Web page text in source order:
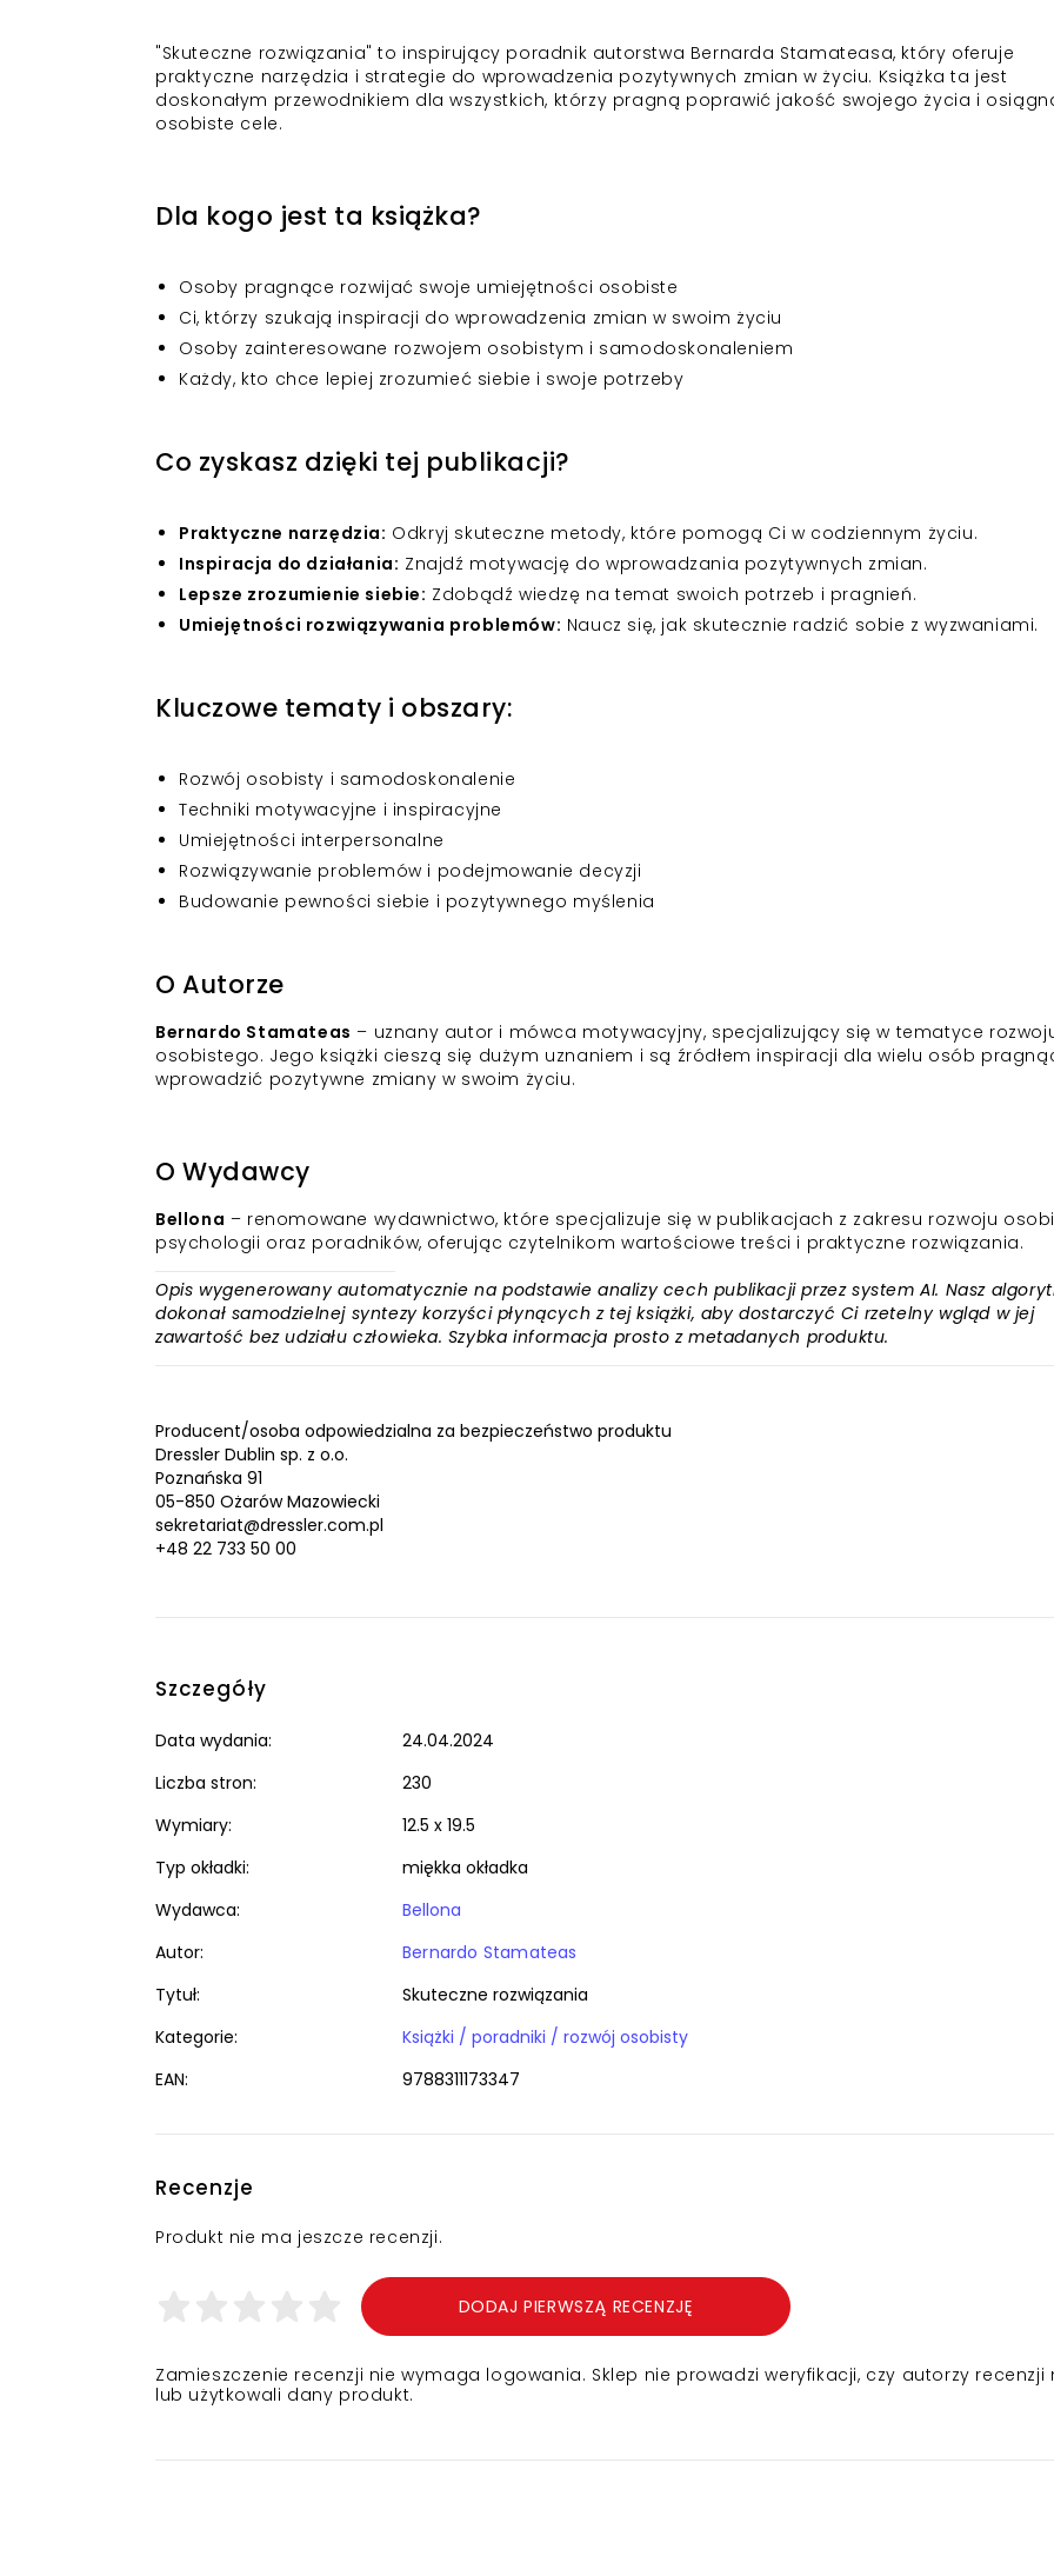
"Skuteczne rozwiązania" to inspirujący poradnik autorstwa Bernarda Stamateasa, który oferuje
praktyczne narzędzia i strategie do wprowadzenia pozytywnych zmian w życiu. Książka ta jest
doskonałym przewodnikiem dla wszystkich, którzy pragną poprawić jakość swojego życia i
osobiste cele.
Dla kogo jest ta książka?
Osoby pragnące rozwijać swoje umiejętności osobiste
Ci, którzy szukają inspiracji do wprowadzenia zmian w swoim życiu
Osoby zainteresowane rozwojem osobistym i samodoskonaleniem
Każdy, kto chce lepiej zrozumieć siebie i swoje potrzeby
Co zyskasz dzięki tej publikacji?
Praktyczne narzędzia: Odkryj skuteczne metody, które pomogą Ci w codziennym życiu.
Inspiracja do działania: Znajdź motywację do wprowadzania pozytywnych zmian.
Lepsze zrozumienie siebie: Zdobądź wiedzę na temat swoich potrzeb i pragnień.
Umiejętności rozwiązywania problemów: Naucz się, jak skutecznie radzić sobie z wyzwaniami.
Kluczowe tematy i obszary:
Rozwój osobisty i samodoskonalenie
Techniki motywacyjne i inspiracyjne
Umiejętności interpersonalne
Rozwiązywanie problemów i podejmowanie decyzji
Budowanie pewności siebie i pozytywnego myślenia
O Autorze
Bernardo Stamateas – uznany autor i mówca motywacyjny, specjalizujący się w tematyce
osobistego. Jego książki cieszą się dużym uznaniem i są źródłem inspiracji dla wielu osób
wprowadzić pozytywne zmiany w swoim życiu.
O Wydawcy
Bellona – renomowane wydawnictwo, które specjalizuje się w publikacjach z zakresu rozwoju
psychologii oraz poradników, oferując czytelnikom wartościowe treści i praktyczne rozwiązania.
Opis wygenerowany automatycznie na podstawie analizy cech publikacji przez system AI. Nasz
dokonał samodzielnej syntezy korzyści płynących z tej książki, aby dostarczyć Ci rzetelny wgląd w jej
zawartość bez udziału człowieka. Szybka informacja prosto z metadanych produktu.
Producent/osoba odpowiedzialna za bezpieczeństwo produktu
Dressler Dublin sp. z o.o.
Poznańska 91
05-850 Ożarów Mazowiecki
sekretariat@dressler.com.pl
+48 22 733 50 00
Szczegóły
Data wydania:
24.04.2024
Liczba stron:
230
Wymiary:
12.5 x 19.5
Typ okładki:
miękka okładka
Wydawca:
Bellona
Autor:
Bernardo Stamateas
Tytuł:
Skuteczne rozwiązania
Kategorie:
Książki / poradniki / rozwój osobisty
EAN:
9788311173347
Recenzje
Produkt nie ma jeszcze recenzji.
DODAJ PIERWSZĄ RECENZJĘ
Zamieszczenie recenzji nie wymaga logowania. Sklep nie prowadzi weryfikacji, czy autorzy recenzji
lub użytkowali dany produkt.